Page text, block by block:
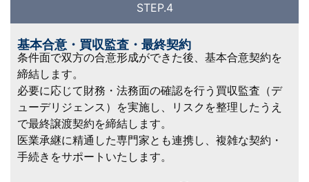
STEP.4
基本合意・買収監査・最終契約
条件面で双方の合意形成ができた後、基本合意契約を
締結します。
必要に応じて財務・法務面の確認を行う買収監査（デ
ューデリジェンス）を実施し、リスクを整理したうえ
で最終譲渡契約を締結します。
医業承継に精通した専門家とも連携し、複雑な契約・
手続きをサポートいたします。